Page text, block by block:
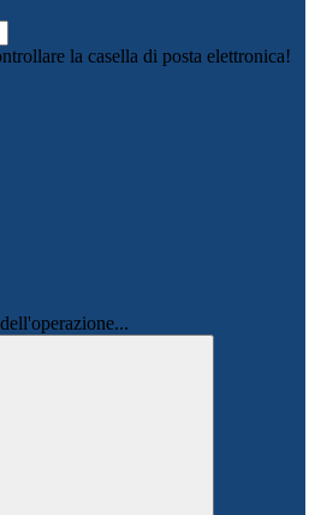
la casella di posta elettronica!